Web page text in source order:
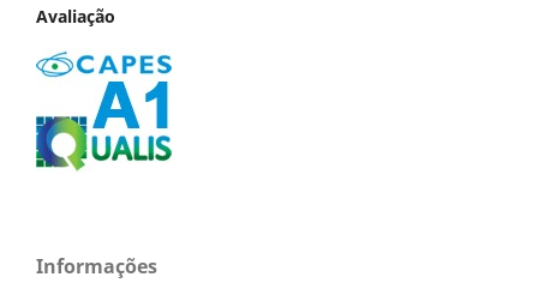
Avaliação
Informações